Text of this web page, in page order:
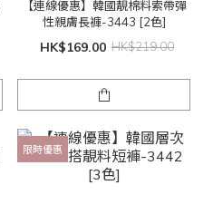
【連線優惠】韓國靚棉料索帶彈
性親膚長褲-3443 [2色]
HK$169.00 HK$219.00
限時優惠